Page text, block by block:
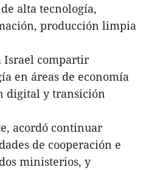
alta tecnología,
producción limpia
Israel compartir
en áreas de economía
digital y transición
acordó continuar
de cooperación e
ministerios, y